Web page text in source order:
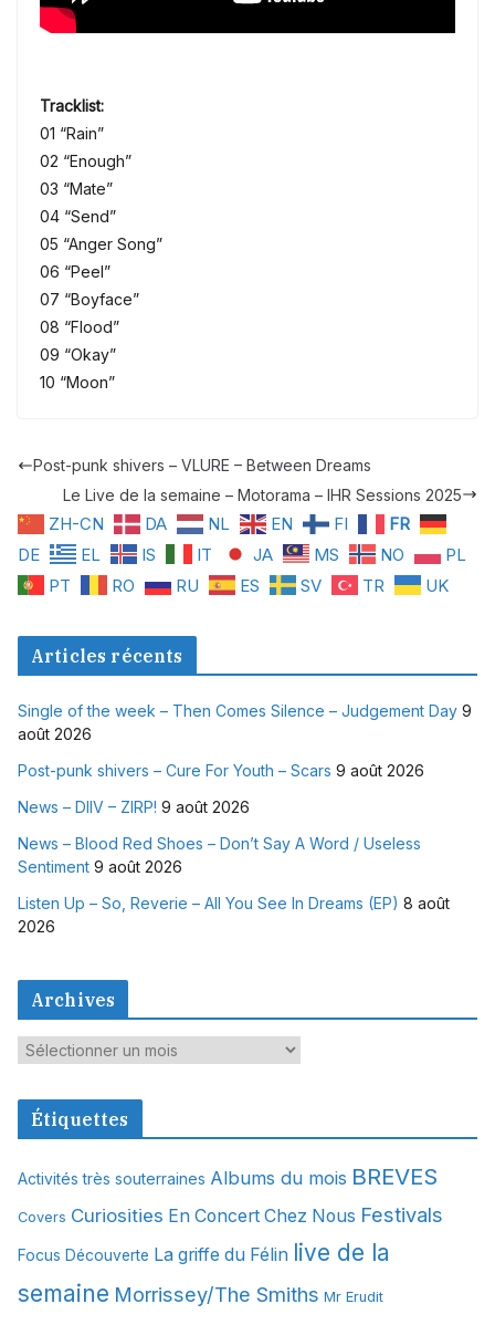
Tracklist:
01 “Rain”
02 “Enough”
03 “Mate”
04 “Send”
05 “Anger Song”
06 “Peel”
07 “Boyface”
08 “Flood”
09 “Okay”
10 “Moon”
Post-punk shivers – VLURE – Between Dreams
Le Live de la semaine – Motorama – IHR Sessions 2025
ZH-CN DA NL EN FI
FR
DE
EL IS IT JA MS NO
PL
PT
RO RU ES SV TR UK
Articles récents
Single of the week – Then Comes Silence – Judgement Day 9
août 2026
Post-punk shivers – Cure For Youth – Scars 9 août 2026
News – DIIV – ZIRP! 9 août 2026
News – Blood Red Shoes – Don’t Say A Word / Useless
Sentiment 9 août 2026
Listen Up – So, Reverie – All You See In Dreams (EP) 8 août
2026
Archives
A
c
v
e
Étiquettes
Activités très souterraines Albums du mois BREVES
Covers Curiosities En Concert Chez Nous Festivals
Focus Découverte La griffe du Félin live de la
semaine Morrissey/The Smiths Mr Erudit